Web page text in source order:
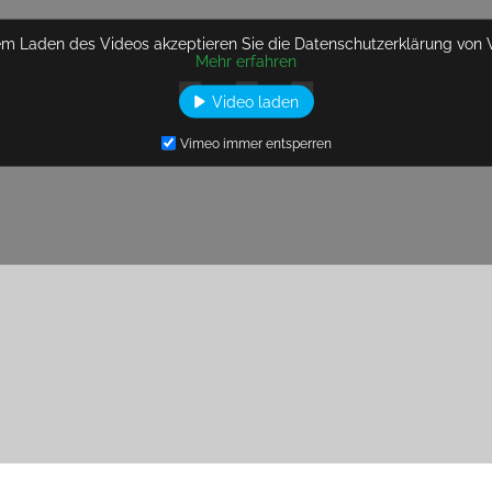
Laden des Videos akzeptieren Sie die Datenschutzerklärung von
Mehr erfahren
Video laden
Vimeo immer entsperren